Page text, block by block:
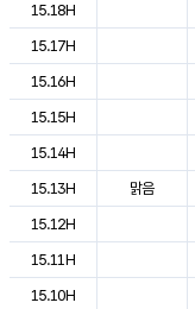
15.18H
15.17H
15.16H
15.15H
15.14H
15.13H
맑음
15.12H
15.11H
15.10H